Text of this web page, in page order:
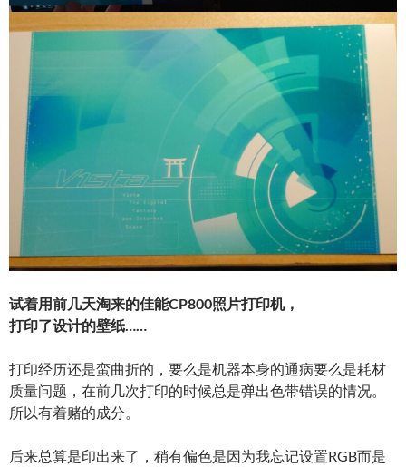
试着用前几天淘来的佳能CP800照片打印机，
打印了设计的壁纸……
打印经历还是蛮曲折的，要么是机器本身的通病要么是耗材
质量问题，在前几次打印的时候总是弹出色带错误的情况。
所以有着赌的成分。
后来总算是印出来了，稍有偏色是因为我忘记设置RGB而是